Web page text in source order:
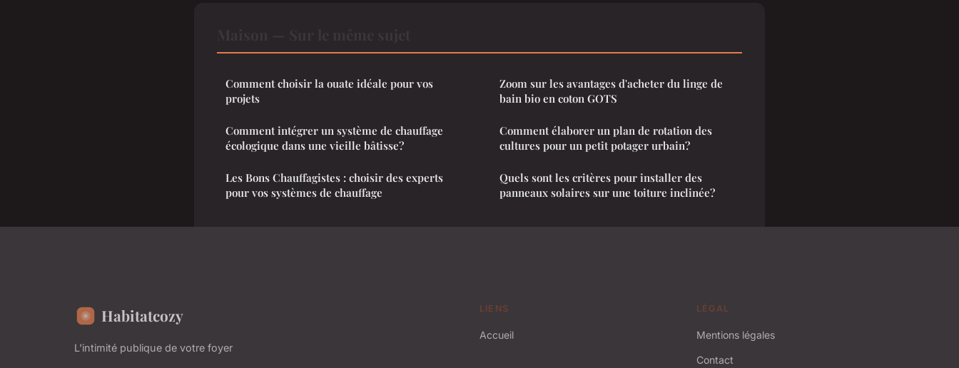
Comment choisir la ouate idéale pour vos
projets
Comment intégrer un système de chauffage
écologique dans une vieille bâtisse?
Les Bons Chauffagistes : choisir des experts
pour vos systèmes de chauffage
Zoom sur les avantages d'acheter du linge de
bain bio en coton GOTS
Comment élaborer un plan de rotation des
cultures pour un petit potager urbain?
Quels sont les critères pour installer des
panneaux solaires sur une toiture inclinée?
Habitatcozy
L'intimité publique de votre foyer
LIENS
Accueil
LÉGAL
Mentions légales
Contact